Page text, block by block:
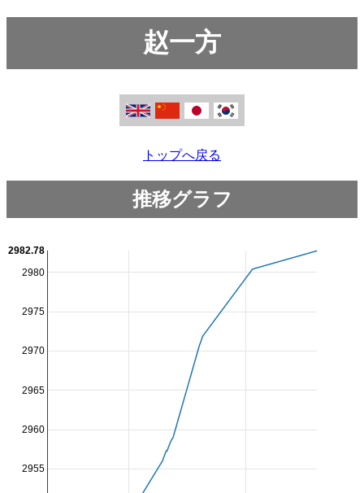
赵一方
トップへ戻る
推移グラフ
2955
2960
2965
2970
2975
2980
2982.78